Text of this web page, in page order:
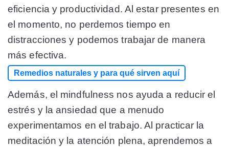
eficiencia y productividad. Al estar presentes en
el momento, no perdemos tiempo en
distracciones y podemos trabajar de manera
más efectiva.
Remedios naturales y para qué sirven aquí
Además, el mindfulness nos ayuda a reducir el
estrés y la ansiedad que a menudo
experimentamos en el trabajo. Al practicar la
meditación y la atención plena, aprendemos a